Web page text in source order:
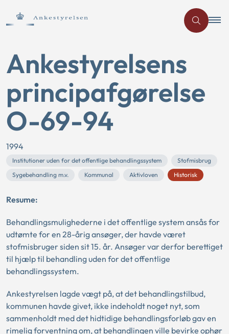
Ankestyrelsens
principafgørelse
O-69-94
1994
Institutioner uden for det offentlige behandlingssystem
Stofmisbrug
Sygebehandling m.v.
Kommunal Aktivloven Historisk
Resume:
Behandlingsmulighederne i det offentlige system ansås for
udtømte for en 28-årig ansøger, der havde været
stofmisbruger siden sit 15. år. Ansøger var derfor berettiget
til hjælp til behandling uden for det offentlige
behandlingssystem.
Ankestyrelsen lagde vægt på, at det behandlingstilbud,
kommunen havde givet, ikke indeholdt noget nyt, som
sammenholdt med det hidtidige behandlingsforløb gav en
rimelig forventning om, at behandlingen ville bevirke ophør